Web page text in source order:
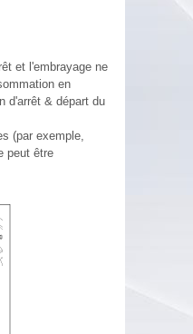
et l'embrayage ne
en
d'arrêt & départ du
(par exemple,
peut être